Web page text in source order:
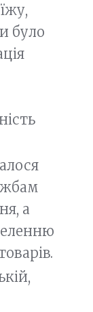
було
а